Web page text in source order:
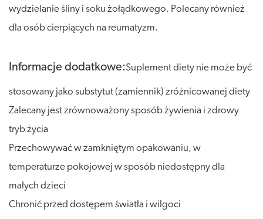
wydzielanie śliny i soku żołądkowego. Polecany również
dla osób cierpiących na reumatyzm.
Informacje dodatkowe:Suplement diety nie może być
stosowany jako substytut (zamiennik) zróżnicowanej diety
Zalecany jest zrównoważony sposób żywienia i zdrowy
tryb życia
Przechowywać w zamkniętym opakowaniu, w
temperaturze pokojowej w sposób niedostępny dla
małych dzieci
Chronić przed dostępem światła i wilgoci